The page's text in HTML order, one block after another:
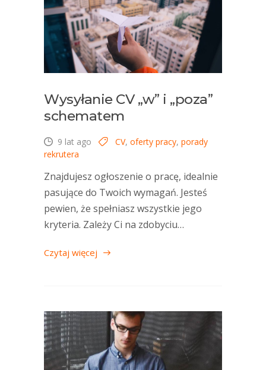
Wysyłanie CV „w” i „poza”
schematem
9 lat ago CV, oferty pracy, porady
rekrutera
Znajdujesz ogłoszenie o pracę, idealnie
pasujące do Twoich wymagań. Jesteś
pewien, że spełniasz wszystkie jego
kryteria. Zależy Ci na zdobyciu…
Czytaj więcej